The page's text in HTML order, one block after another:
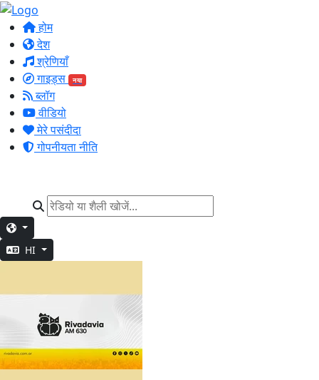
होम
देश
श्रेणियाँ
गाइड्स
नया
ब्लॉग
वीडियो
मेरे पसंदीदा
गोपनीयता नीति
HI